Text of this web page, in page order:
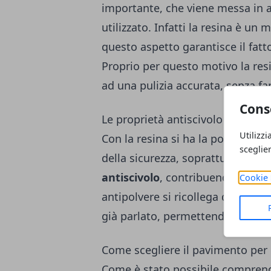
Cookie
importante, che viene messa in
utilizzato. Infatti la resina è un
questo aspetto garantisce il
Proprio per questo motivo la
ad una pulizia accurata, senza
Le proprietà antiscivolo e
Con la resina si ha la possibilità
della sicurezza, soprattutto
antiscivolo, contribuendo così
antipolvere si ricollega
già parlato, permettendo una
Come scegliere il pavimento